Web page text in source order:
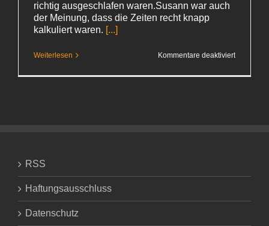
richtig ausgeschlafen waren.Susann war auch
der Meinung, dass die Zeiten recht knapp
kalkuliert waren. [...]
Weiterlesen Kommentare deaktiviertfür
RSS
Haftungsausschluss
Datenschutz